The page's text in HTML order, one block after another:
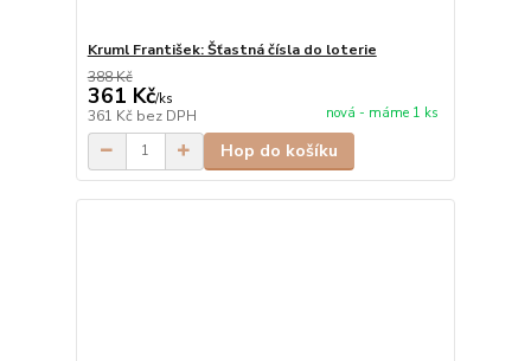
Kruml František: Šťastná čísla do loterie
388 Kč
361 Kč/ks
361 Kč bez DPH nová - máme 1 ks
Hop do košíku